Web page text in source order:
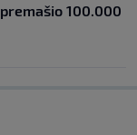
premašio 100.000